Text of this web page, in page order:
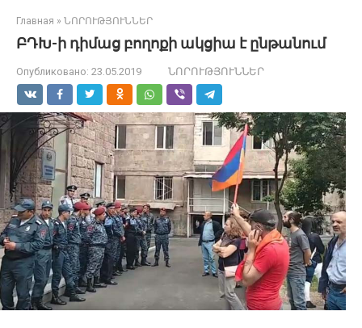
Главная » ՆՈՐՈՒԹՅՈՒՆՆԵՐ
ԲԴԽ-ի դիմաց բողոքի ակցիա է ընթանում
Опубликовано: 23.05.2019 ՆՈՐՈՒԹՅՈՒՆՆԵՐ